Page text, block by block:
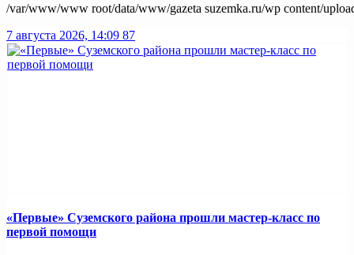
/var/www/www root/data/www/gazeta suzemka.ru/wp content/
7 августа 2026, 14:09 87
«Первые» Суземского района прошли мастер-класс по
первой помощи